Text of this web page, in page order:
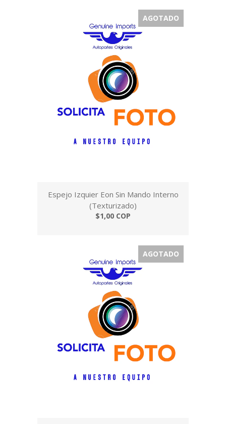
AGOTADO
Espejo Izquier Eon Sin Mando Interno
(Texturizado)
$1,00 COP
AGOTADO